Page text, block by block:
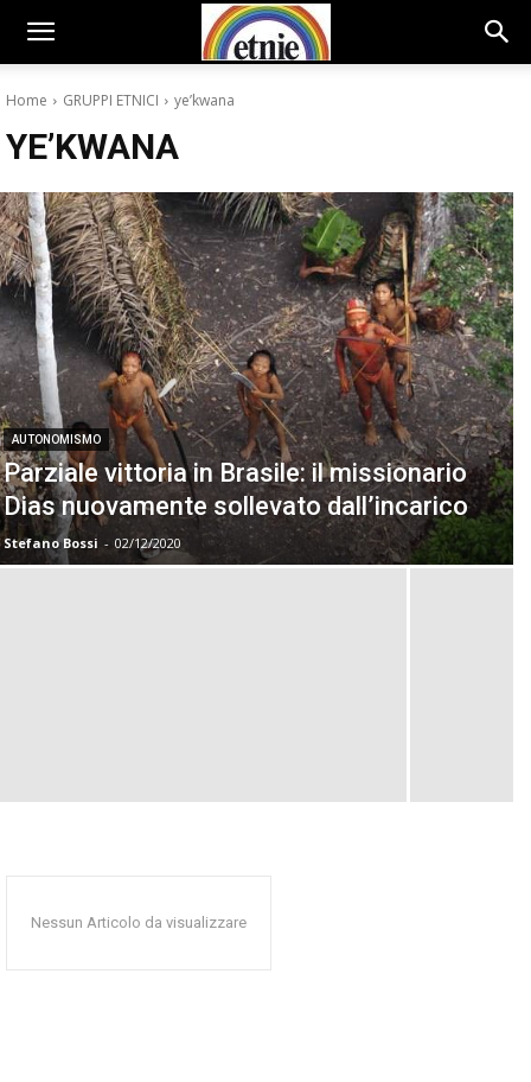
Home GRUPPI ETNICI ye’kwana
YE’KWANA
AUTONOMISMO
Parziale vittoria in Brasile: il missionario
Dias nuovamente sollevato dall’incarico
Stefano Bossi - 02/12/2020
Nessun Articolo da visualizzare